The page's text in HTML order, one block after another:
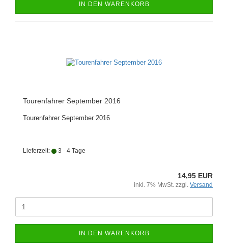
IN DEN WARENKORB
Tourenfahrer September 2016
Tourenfahrer September 2016
Lieferzeit: 3 - 4 Tage
14,95 EUR
inkl. 7% MwSt. zzgl. Versand
IN DEN WARENKORB